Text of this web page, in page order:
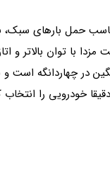
مناسب حمل بارهای
با توان بالاتر و
در چهاردانگه است و
خودرویی را انتخاب